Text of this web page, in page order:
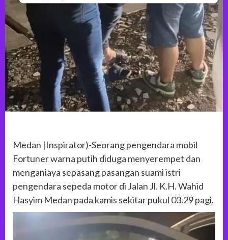
Medan |Inspirator)-Seorang pengendara mobil
Fortuner warna putih diduga menyerempet dan
menganiaya sepasang pasangan suami istri
pengendara sepeda motor di Jalan Jl. K.H. Wahid
Hasyim Medan pada kamis sekitar pukul 03.29 pagi.